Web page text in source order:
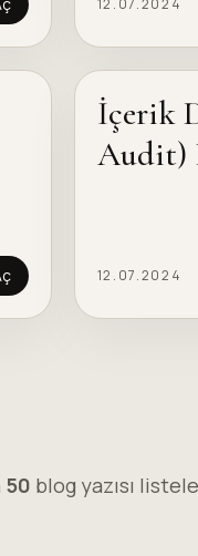
12.07.2024
İçerik
Audit)
12.07.2024
50 blog yazısı